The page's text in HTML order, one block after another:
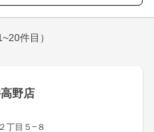
件目）
野店
丁目５−８